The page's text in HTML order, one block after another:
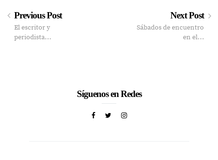
Previous Post
El escritor y
periodista…
Next Post
Sábados de encuentro
en el…
Síguenos en Redes